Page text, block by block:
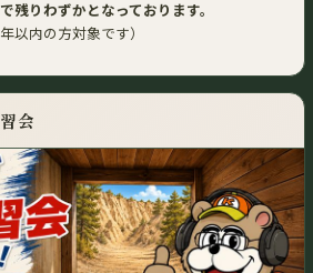
残りわずかとなっております。
以内の方対象です）
会